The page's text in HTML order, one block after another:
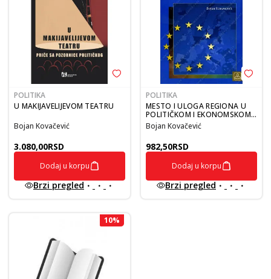
POLITIKA
U MAKIJAVELIJEVOM TEATRU
Bojan Kovačević
3.080,00RSD
Dodaj u korpu
Brzi pregled
POLITIKA
MESTO I ULOGA REGIONA U
POLITIČKOM I EKONOMSKOM
SMISLU EU
Bojan Kovačević
982,50RSD
Dodaj u korpu
Brzi pregled
10%